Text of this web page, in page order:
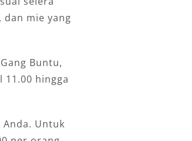
dan mie yang
Buntu,
hingga
Untuk